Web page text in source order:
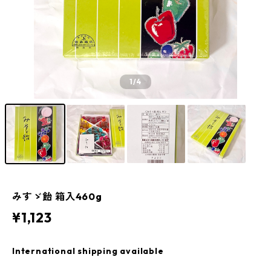
1/4
みすゞ飴 箱入460g
¥1,123
International shipping available